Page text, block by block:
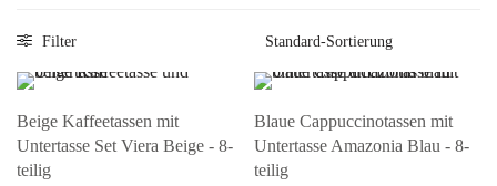
Filter
Beige Kaffeetassen mit
Untertasse Set Viera Beige - 8-
teilig
Blaue Cappuccinotassen mit
Untertasse Amazonia Blau - 8-
teilig